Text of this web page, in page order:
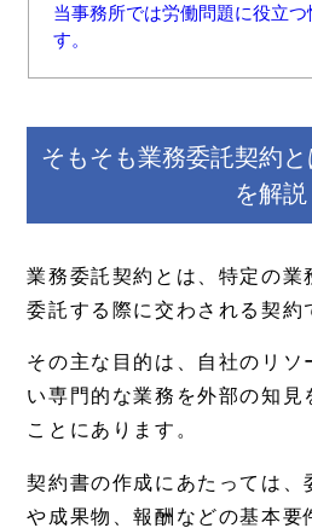
当事務所では労働問題に役立
す。
そもそも業務委託契約
を解説
業務委託契約とは、特定の業
委託する際に交わされる契約
その主な目的は、自社のリソ
い専門的な業務を外部の知見
ことにあります。
契約書の作成にあたっては、
や成果物、報酬などの基本要